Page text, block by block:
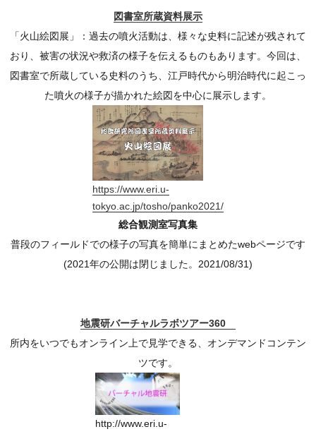
図書室所蔵資料展示
「火山絵図展」：過去の噴火活動は、様々な史料に記述が残されて
おり、被害の状況や救済の様子を伝えるものもあります。今回は、
図書室で所蔵している史料のうち、江戸時代から明治時代に起こっ
た噴火の様子が描かれた絵図を中心に展示します。
https://www.eri.u-
tokyo.ac.jp/tosho/panko2021/
総合観測室写真集
普段のフィールドでの様子の写真を簡単にまとめたwebページです
(2021年の公開は閉じました。2021/08/31)
地震研バーチャルラボツアー360
所内をいつでもオンライン上で見学できる、オンデマンドコンテン
ツです。
http://www.eri.u-